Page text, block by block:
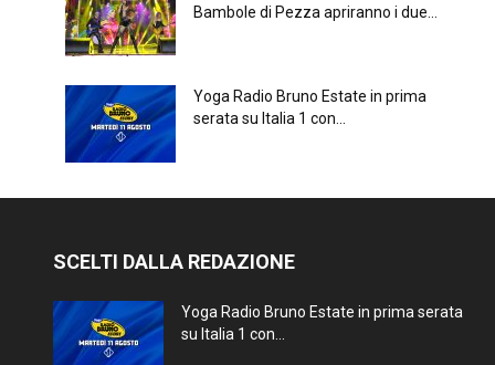
Bambole di Pezza apriranno i due...
Yoga Radio Bruno Estate in prima
serata su Italia 1 con...
SCELTI DALLA REDAZIONE
Yoga Radio Bruno Estate in prima serata
su Italia 1 con...